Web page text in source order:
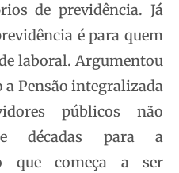
de previdência. Já
é para quem
laboral. Argumentou
a Pensão integralizada
públicos não
décadas para a
que começa a ser